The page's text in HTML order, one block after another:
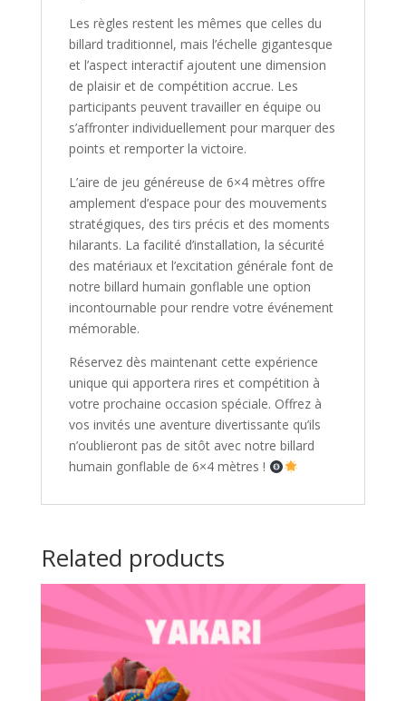
Les règles restent les mêmes que celles du
billard traditionnel, mais l’échelle gigantesque
et l’aspect interactif ajoutent une dimension
de plaisir et de compétition accrue. Les
participants peuvent travailler en équipe ou
s’affronter individuellement pour marquer des
points et remporter la victoire.
L’aire de jeu généreuse de 6×4 mètres offre
amplement d’espace pour des mouvements
stratégiques, des tirs précis et des moments
hilarants. La facilité d’installation, la sécurité
des matériaux et l’excitation générale font de
notre billard humain gonflable une option
incontournable pour rendre votre événement
mémorable.
Réservez dès maintenant cette expérience
unique qui apportera rires et compétition à
votre prochaine occasion spéciale. Offrez à
vos invités une aventure divertissante qu’ils
n’oublieront pas de sitôt avec notre billard
humain gonflable de 6×4 mètres !
Related products